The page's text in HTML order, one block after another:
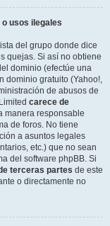
usos ilegales
del grupo donde dice
quejas. Si así no obtiene
dominio (efectúe una
dominio gratuito (Yahoo!,
de abusos de
carece de
manera responsable
de foros. No tiene
a asuntos legales
etc.) que no sean
del software phpBB. Si
terceras partes de este
o directamente no